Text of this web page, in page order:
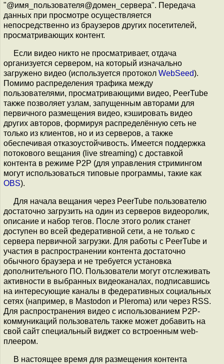
"@имя_пользователя@домен_сервера". Передача
данных при просмотре осуществляется
непосредственно из браузеров других посетителей,
просматривающих контент.
Если видео никто не просматривает, отдача
организуется сервером, на который изначально
загружено видео (используется протокол WebSeed).
Помимо распределения трафика между
пользователями, просматривающими видео, PeerTube
также позволяет узлам, запущенным авторами для
первичного размещения видео, кэшировать видео
других авторов, формируя распределённую сеть не
только из клиентов, но и из серверов, а также
обеспечивая отказоустойчивость. Имеется поддержка
потокового вещания (live streaming) с доставкой
контента в режиме P2P (для управления стримингом
могут использоваться типовые программы, такие как
OBS).
Для начала вещания через PeerTube пользователю
достаточно загрузить на один из серверов видеоролик,
описание и набор тегов. После этого ролик станет
доступен во всей федеративной сети, а не только с
сервера первичной загрузки. Для работы с PeerTube и
участия в распространении контента достаточно
обычного браузера и не требуется установка
дополнительного ПО. Пользователи могут отслеживать
активности в выбранных видеоканалах, подписавшись
на интересующие каналы в федеративных социальных
сетях (например, в Mastodon и Pleroma) или через RSS.
Для распространения видео с использованием P2P-
коммуникаций пользователь также может добавить на
свой сайт специальный виджет со встроенным web-
плеером.
В настоящее время для размещения контента